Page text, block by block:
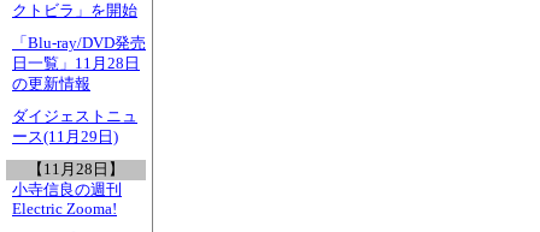
クトビラ」を開始
「Blu-ray/DVD発売
日一覧」11月28日
の更新情報
ダイジェストニュ
ース(11月29日)
【11月28日】
小寺信良の週刊
Electric Zooma!